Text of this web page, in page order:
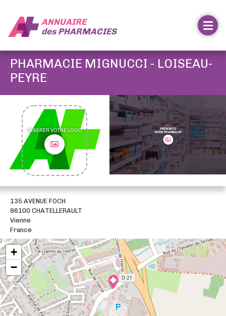
ANNUAIRE
desPHARMACIES
PHARMACIE MIGNUCCI - LOISEAU-
PEYRE
INSÉRER VOTRE LOGO
135 AVENUE FOCH
86100 CHATELLERAULT
Vienne
France
+
−